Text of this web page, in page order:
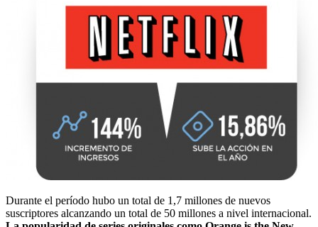
Durante el período hubo un total de 1,7 millones de nuevos
suscriptores alcanzando un total de 50 millones a nivel internacional.